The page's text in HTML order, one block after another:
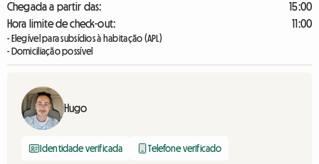
Chegada a partir das:
15:00
Hora limite de check-out:
11:00
- Elegível para subsídios à habitação (APL)
- Domiciliação possível
Hugo
Identidade verificada Telefone verificado